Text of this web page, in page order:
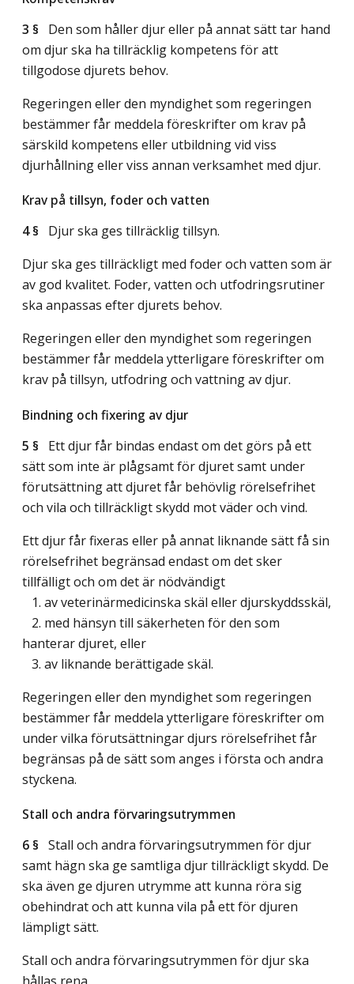
3 § Den som håller djur eller på annat sätt tar hand
om djur ska ha tillräcklig kompetens för att
tillgodose djurets behov.
Regeringen eller den myndighet som regeringen
bestämmer får meddela föreskrifter om krav på
särskild kompetens eller utbildning vid viss
djurhållning eller viss annan verksamhet med djur.
Krav på tillsyn, foder och vatten
4 § Djur ska ges tillräcklig tillsyn.
Djur ska ges tillräckligt med foder och vatten som är
av god kvalitet. Foder, vatten och utfodringsrutiner
ska anpassas efter djurets behov.
Regeringen eller den myndighet som regeringen
bestämmer får meddela ytterligare föreskrifter om
krav på tillsyn, utfodring och vattning av djur.
Bindning och fixering av djur
5 § Ett djur får bindas endast om det görs på ett
sätt som inte är plågsamt för djuret samt under
förutsättning att djuret får behövlig rörelsefrihet
och vila och tillräckligt skydd mot väder och vind.
Ett djur får fixeras eller på annat liknande sätt få sin
rörelsefrihet begränsad endast om det sker
tillfälligt och om det är nödvändigt
1. av veterinärmedicinska skäl eller djurskyddsskäl,
2. med hänsyn till säkerheten för den som
hanterar djuret, eller
3. av liknande berättigade skäl.
Regeringen eller den myndighet som regeringen
bestämmer får meddela ytterligare föreskrifter om
under vilka förutsättningar djurs rörelsefrihet får
begränsas på de sätt som anges i första och andra
styckena.
Stall och andra förvaringsutrymmen
6 § Stall och andra förvaringsutrymmen för djur
samt hägn ska ge samtliga djur tillräckligt skydd. De
ska även ge djuren utrymme att kunna röra sig
obehindrat och att kunna vila på ett för djuren
lämpligt sätt.
Stall och andra förvaringsutrymmen för djur ska